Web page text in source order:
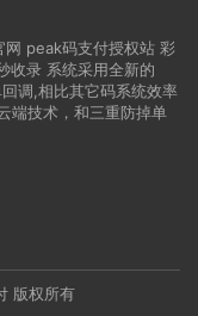
网 peak码支付授权站 彩
收录 系统采用全新的
调,相比其它码系统效率
端技术，和三重防掉单
版权所有